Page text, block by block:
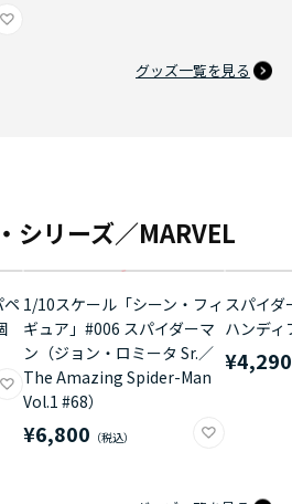
グッズ一覧を見る
シリーズ／MARVEL
ペ 1/10スケール「シーン・フィ
ギュア」#006 スパイダーマ
ン（ジョン・ロミータ Sr.／
The Amazing Spider-Man
Vol.1 #68）
¥6,800
スパイ
ハンディ
¥4,290